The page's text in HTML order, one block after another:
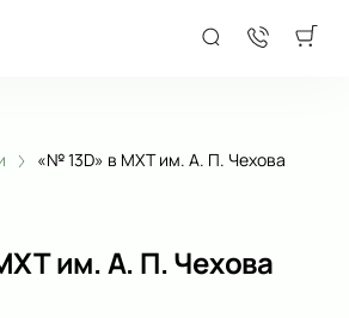
«№ 13D» в МХТ им. А. П. Чехова
им. А. П. Чехова